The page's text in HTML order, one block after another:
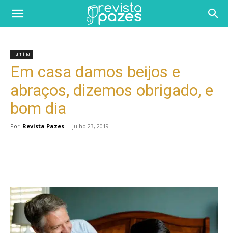
Família
Em casa damos beijos e
abraços, dizemos obrigado, e
bom dia
Por Revista Pazes - julho 23, 2019